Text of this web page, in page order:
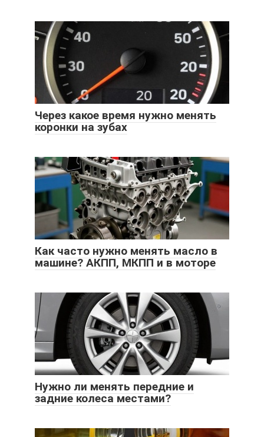
Через какое время нужно менять
коронки на зубах
Как часто нужно менять масло в
машине? АКПП, МКПП и в моторе
Нужно ли менять передние и
задние колеса местами?